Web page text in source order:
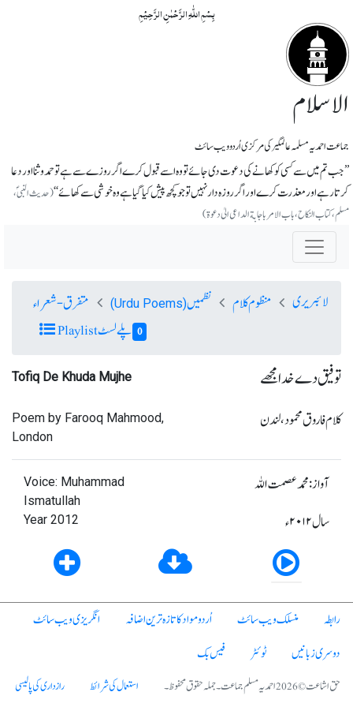
بِسۡمِ اللّٰہِ الرَّحۡمٰنِ الرَّحِیۡمِ
الاسلام
جماعت احمدیہ مسلمہ عالمگیر کی مرکزی اُردو ویب سائٹ
’’جب تم میں سے کسی کو کھانے کی دعوت دی جائے تو وہ اسے قبول کرے اگر روزے سے ہے توحمدو ثنا اور دعا
کرتا رہے اور معذرت کرے اور اگر روزہ دار نہیں تو جو کچھ پیش کیا گیا ہے وہ خوشی سے کھائے‘‘(حدیث النبی ؐ،
مسلم، کتاب النکاح، باب الامر باجابة الداعی الیٰ دعوة)
لائبریری منظوم کلام نظمیں(Urdu Poems) متفرق-شعراء
0 پلے لسٹ Playlist
توفیق دے خدا مجھے Tofiq De Khuda Mujhe
کلام فاروق محمود، لندن
Poem by Farooq Mahmood,
London
آواز: محمد عصمت اللہ
Voice: Muhammad
Ismatullah
سال ۲۰۱۲ء Year 2012
رابطہ منسلک ویب سائٹ اُردو مواد کا تازہ ترین اضافہ
انگریزی ویب سائٹ
دوسری زبانیں
ٹوئٹر فیس بک
حق اشاعت © 2026 احمدیہ مسلم جماعت۔ جملہ حقوق محفوظ۔ استعمال کی شرائط رازداری کی پالیسی